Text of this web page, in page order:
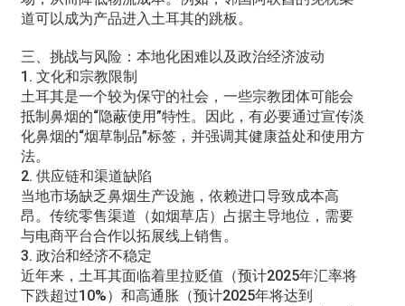
道可以成为产品进入土耳其的跳板。
三、挑战与风险：本地化困难以及政治经济波动
1. 文化和宗教限制
土耳其是一个较为保守的社会，一些宗教团体可能会
抵制鼻烟的“隐蔽使用”特性。因此，有必要通过宣传淡
化鼻烟的“烟草制品”标签，并强调其健康益处和使用方
法。
2. 供应链和渠道缺陷
当地市场缺乏鼻烟生产设施，依赖进口导致成本高
昂。传统零售渠道（如烟草店）占据主导地位，需要
与电商平台合作以拓展线上销售。
3. 政治和经济不稳定
近年来，土耳其面临着里拉贬值（预计2025年汇率将
下跌超过10%）和高通胀（预计2025年将达到